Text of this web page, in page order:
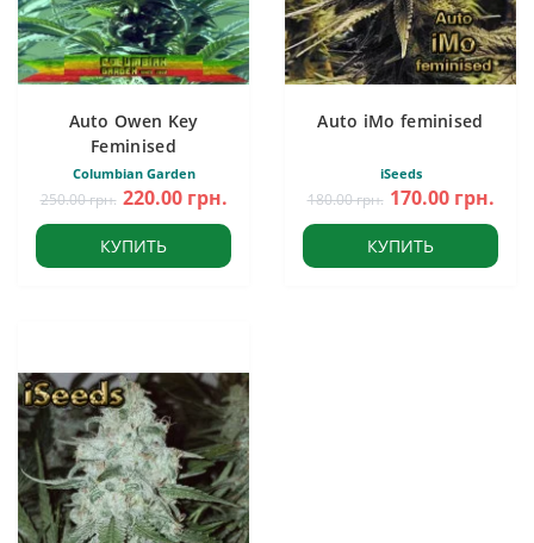
Auto Owen Key
Feminised
Columbian Garden
250.00 грн. 220.00 грн.
КУПИТЬ
Auto iMo feminised
iSeeds
180.00 грн. 170.00 грн.
КУПИТЬ